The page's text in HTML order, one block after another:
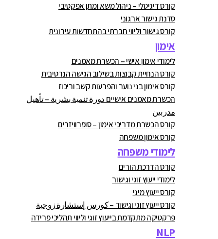
קורס דיגיטלי – ניהול משא ומתן אפקטיבי
סדנת גישור ארגוני
קורס גישור וליווי חברתי בהתחדשות עירונית
אימון
לימודי אימון אישי – הכשרת מאמנים
קורס הנחיית קבוצות בשילוב הגישה הנרטיבית
קורס אימון בני נוער והפרעות קשב וריכוז
הכשרת מאמנים אישיים دورة تنمية بشرية – تأهيل
مدربين
קורס הכשרת מדריכי אימון – סופרוויזרים
קורס אימון משפחה
לימודי משפחה
קורס הדרכת הורים
לימודי ייעוץ זוגי וגישור
קורס ייעוץ מיני
קורס ייעוץ זוגי וגישור – كورس إستشارة زوجية
פרקטיקה מתקדמת בייעוץ זוגי וליווי תהליכי פרידה
NLP